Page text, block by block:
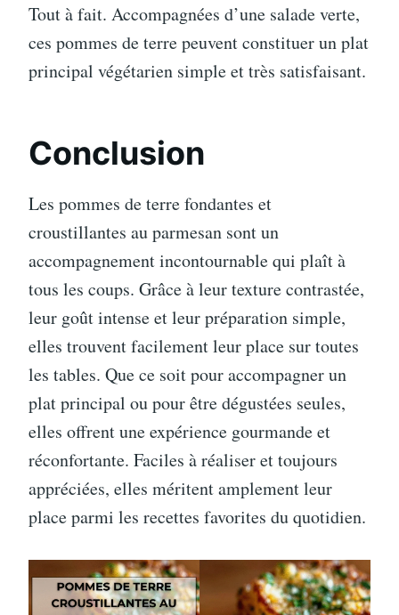
Tout à fait. Accompagnées d’une salade verte,
ces pommes de terre peuvent constituer un plat
principal végétarien simple et très satisfaisant.
Conclusion
Les pommes de terre fondantes et
croustillantes au parmesan sont un
accompagnement incontournable qui plaît à
tous les coups. Grâce à leur texture contrastée,
leur goût intense et leur préparation simple,
elles trouvent facilement leur place sur toutes
les tables. Que ce soit pour accompagner un
plat principal ou pour être dégustées seules,
elles offrent une expérience gourmande et
réconfortante. Faciles à réaliser et toujours
appréciées, elles méritent amplement leur
place parmi les recettes favorites du quotidien.